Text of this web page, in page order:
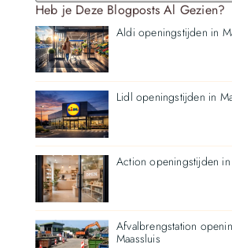
Heb je Deze Blogposts Al Gezien?
Aldi openingstijden in
Lidl openingstijden in
Action openingstijden in
Afvalbrengstation
Maassluis